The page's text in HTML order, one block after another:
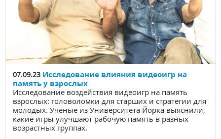
07.09.23 Исследование влияния видеоигр на
память у взрослых
Исследование воздействия видеоигр на память
взрослых: головоломки для старших и стратегии для
молодых. Ученые из Университета Йорка выяснили,
какие игры улучшают рабочую память в разных
возрастных группах.